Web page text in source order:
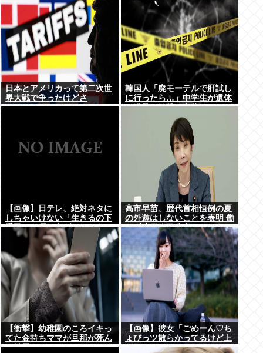
日本とアメリカって第二次世
界大戦で争ったけどさ
韓国人「廃モーテルで肝試し
に行ったら…」中学生が遺体
を発見、衝撃の事態に
【画像】日テレ、絶対ネタに
しちゃいけない「生きるの下
手民」を晒し上げてしまう
高市早苗、歴代首相恒例の夏
の外遊はしないことを表明 働
かず連日終日公邸のもよう
【衝撃】幼稚園のころイキっ
てた金持ちママが旦那が死ん
だ結果･････⇒！！
【画像】彼女「ごめーん♡ち
ょびっツ散らかってるけど上
がって～～～！」⇒！！